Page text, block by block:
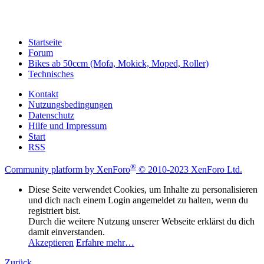
Startseite
Forum
Bikes ab 50ccm (Mofa, Mokick, Moped, Roller)
Technisches
Kontakt
Nutzungsbedingungen
Datenschutz
Hilfe und Impressum
Start
RSS
Community platform by XenForo® © 2010-2023 XenForo Ltd.
Diese Seite verwendet Cookies, um Inhalte zu personalisieren
und dich nach einem Login angemeldet zu halten, wenn du
registriert bist.
Durch die weitere Nutzung unserer Webseite erklärst du dich
damit einverstanden.
Akzeptieren Erfahre mehr…